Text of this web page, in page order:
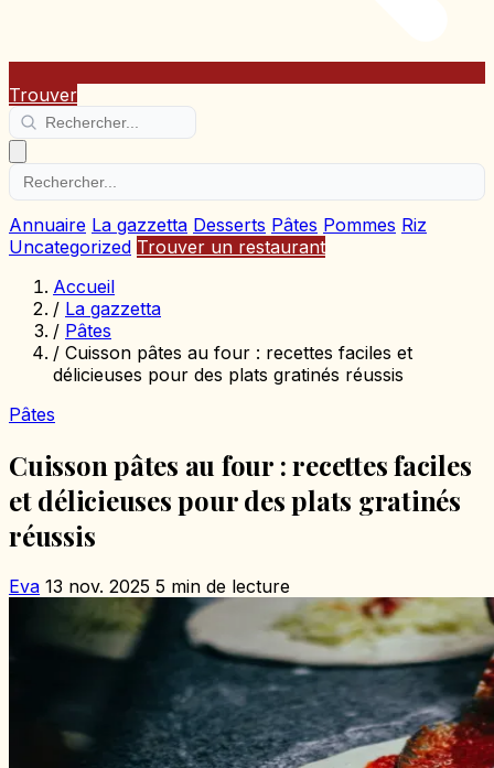
Trouver
Annuaire La gazzetta Desserts Pâtes Pommes Riz
Uncategorized Trouver un restaurant
Accueil
/ La gazzetta
/ Pâtes
/ Cuisson pâtes au four : recettes faciles et
délicieuses pour des plats gratinés réussis
Pâtes
Cuisson pâtes au four : recettes faciles
et délicieuses pour des plats gratinés
réussis
Eva 13 nov. 2025 5 min de lecture